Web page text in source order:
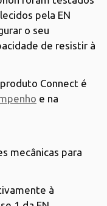
pela EN
o seu
de resistir à
Connect é
e na
mecânicas para
à